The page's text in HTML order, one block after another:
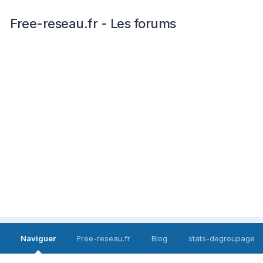
Free-reseau.fr - Les forums
Naviguer Free-reseau.fr Blog stats-degroupage